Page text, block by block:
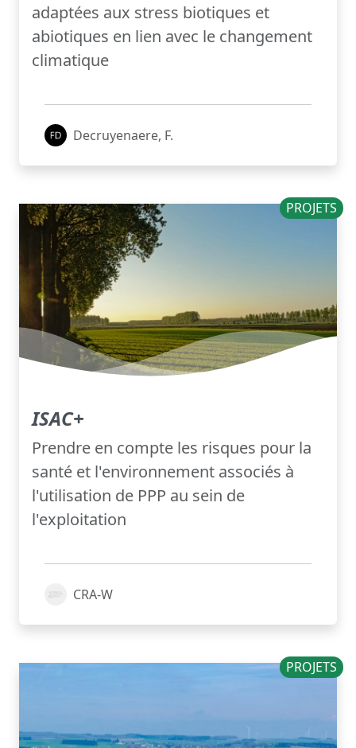
adaptées aux stress biotiques et
abiotiques en lien avec le changement
climatique
Decruyenaere, F.
PROJETS
ISAC+
Prendre en compte les risques pour la
santé et l'environnement associés à
l'utilisation de PPP au sein de
l'exploitation
CRA-W
PROJETS